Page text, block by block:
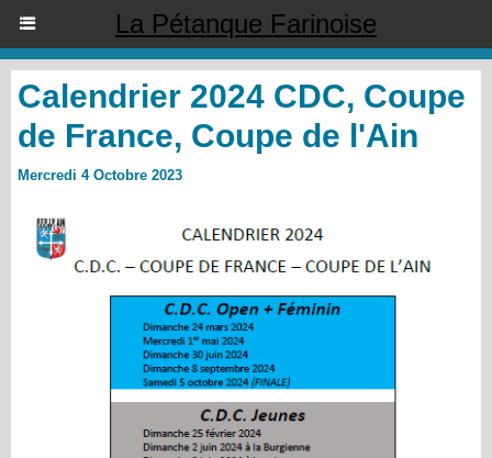
La Pétanque Farinoise
Calendrier 2024 CDC, Coupe
de France, Coupe de l'Ain
Mercredi 4 Octobre 2023